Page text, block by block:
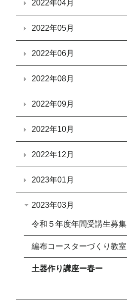
2022年04月
2022年05月
2022年06月
2022年08月
2022年09月
2022年10月
2022年12月
2023年01月
2023年03月
令和５年度年間受講生募集
編布コースターづくり教室
土器作り講座ー春ー